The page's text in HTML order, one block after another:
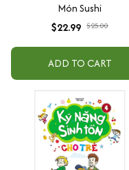
Món Sushi
$22.99 $25.00
ADD TO CART